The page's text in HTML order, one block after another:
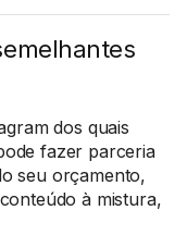
dos quais
fazer parceria
seu orçamento,
à mistura,